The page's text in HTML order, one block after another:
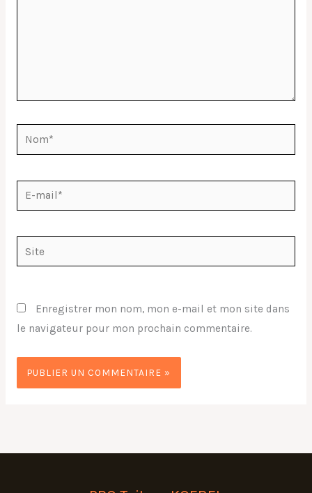
Nom*
E-
mail*
Site
Enregistrer mon nom, mon e-mail et mon site dans
le navigateur pour mon prochain commentaire.